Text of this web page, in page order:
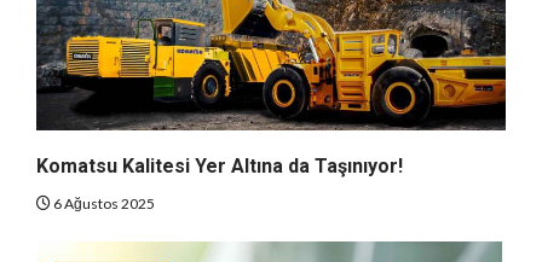
Komatsu Kalitesi Yer Altına da Taşınıyor!
6 Ağustos 2025